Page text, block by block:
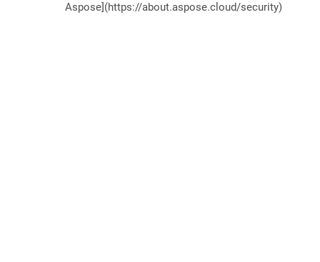
Aspose](https://about.aspose.cloud/security)